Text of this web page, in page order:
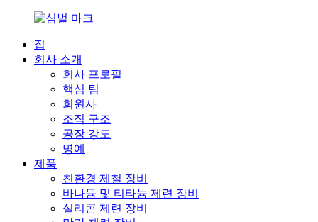
집
회사 소개
회사 프로필
핵심 팀
회원사
조직 구조
공장 강도
명예
제품
친환경 제철 장비
바나듐 및 티타늄 제련 장비
실리콘 제련 장비